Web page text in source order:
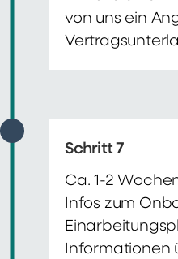
von uns ein
Schritt 7
Ca. 1-2
Infos zum
Informationen